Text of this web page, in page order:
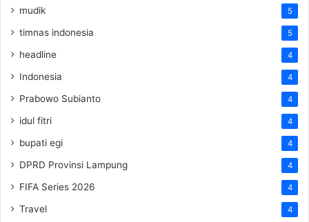
mudik 5
timnas indonesia 5
headline 4
Indonesia 4
Prabowo Subianto 4
idul fitri 4
bupati egi 4
DPRD Provinsi Lampung 4
FIFA Series 2026 4
Travel 4